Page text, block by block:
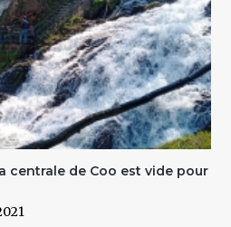
centrale de Coo est vide pour